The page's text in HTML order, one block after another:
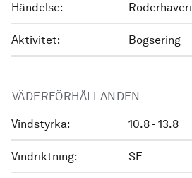
Händelse: Roderhaveri
Aktivitet: Bogsering
VÄDERFÖRHÅLLANDEN
Vindstyrka: 10.8 - 13.8
Vindriktning: SE